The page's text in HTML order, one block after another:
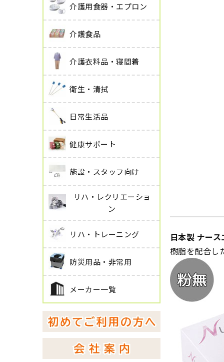
介護用食器・エプロン
介護食品
介護衣料品・寝間着
衛生・清拭
日常生活品
健康サポート
施設・スタッフ向け
リハ・レクリエーショ
ン
リハ・トレーニング
防災用品・非常用
メーカー一覧
日本製 ナー
樹脂を配合し